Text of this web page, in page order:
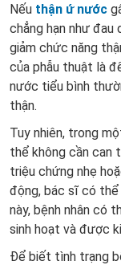
Nếu thận ứ nước
chẳng hạn như đau
giảm chức năng
của phẫu thuật là
nước tiểu bình
thận.
Tuy nhiên, trong
thể không cần can
triệu chứng nhẹ
động, bác sĩ có thể
này, bệnh nhân có
sinh hoạt và được
Để biết tình trạng